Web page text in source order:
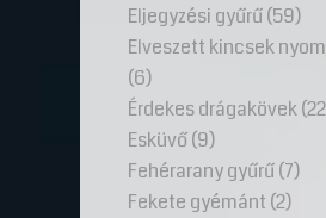
Eljegyzési gyűrű(59)
Elveszett kincsek
(6)
Érdekes drágakövek
Esküvő(9)
Fehérarany gyűrű(7)
Fekete gyémánt (2)